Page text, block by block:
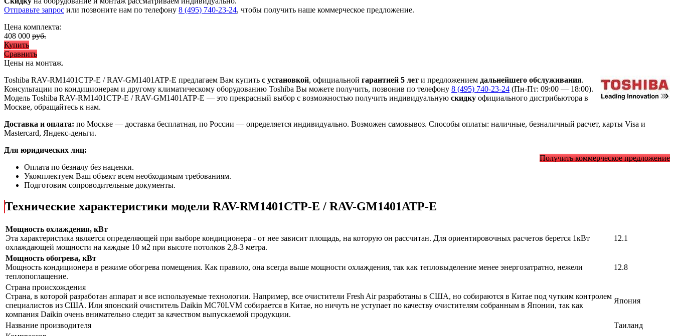
Отправьте запрос или позвоните нам по телефону 8 (495) 740-23-24, чтобы получить наше коммерческое предложение.
Цена комплекта:
408 000 руб.
Купить
Сравнить
Цены на монтаж.
Toshiba RAV-RM1401CTP-E / RAV-GM1401ATP-E предлагаем Вам купить с установкой, официальной гарантией 5 лет и предложением дальнейшего обслуживания.
Консультации по кондиционерам и другому климатическому оборудованию Toshiba Вы можете получить, позвонив по телефону 8 (495) 740-23-24 (Пн-Пт: 09:00 — 18:00).
Модель Toshiba RAV-RM1401CTP-E / RAV-GM1401ATP-E — это прекрасный выбор с возможностью получить индивидуальную скидку официального дистрибьютора в
Москве, обращайтесь к нам.
Доставка и оплата: по Москве — доставка бесплатная, по России — определяется индивидуально. Возможен самовывоз. Способы оплаты: наличные, безналичный расчет, карты Visa и
Mastercard, Яндекс-деньги.
Получить коммерческое предложение
Для юридических лиц:
Оплата по безналу без наценки.
Укомплектуем Ваш объект всем необходимым требованиям.
Подготовим сопроводительные документы.
Технические характеристики модели RAV-RM1401CTP-E / RAV-GM1401ATP-E
Мощность охлаждения, кВт
Эта характеристика является определяющей при выборе кондиционера - от нее зависит площадь, на которую он рассчитан. Для ориентировочных расчетов берется 1кВт
охлаждающей мощности на каждые 10 м2 при высоте потолков 2,8-3 метра.
12.1
Мощность обогрева, кВт
Мощность кондиционера в режиме обогрева помещения. Как правило, она всегда выше мощности охлаждения, так как тепловыделение менее энергозатратно, нежели
теплопоглащение.
12.8
Страна происхождения
Страна, в которой разработан аппарат и все используемые технологии. Например, все очистители Fresh Air разработаны в США, но собираются в Китае под чутким контролем
специалистов из США. Или японский очиститель Daikin MC70LVM собирается в Китае, но ничуть не уступает по качеству очистителям собранным в Японии, так как
компания Daikin очень внимательно следит за качеством выпускаемой продукции.
Япония
Название производителя
Таиланд